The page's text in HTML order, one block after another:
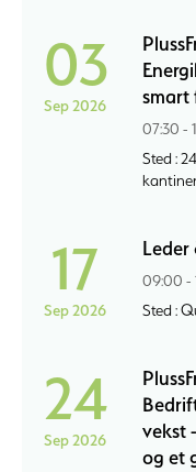
03
Sep 2026
smart
07:30 -
Sted :
17
Sep 2026
Leder
09:00 -
Sted :
24
Sep 2026
vekst
og et